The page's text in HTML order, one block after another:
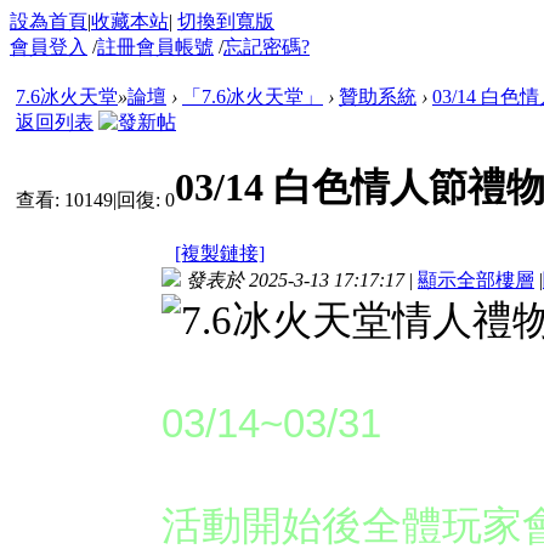
設為首頁|收藏本站| 切換到寬版
會員登入 /註冊會員帳號 /忘記密碼?
7.6冰火天堂»論壇 › 「7.6冰火天堂」 › 贊助系統 › 03/14 白色
返回列表
查看: 10149|回復: 003/14 白色情人節禮
[複製鏈接]
發表於 2025-3-13 17:17:17 | 顯示全部樓層 |
03/14~03/31
活動開始後全體玩家